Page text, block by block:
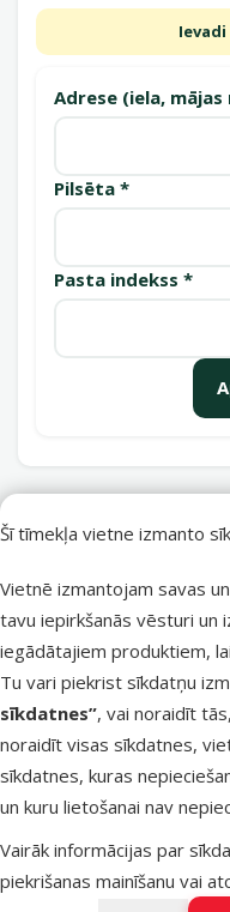
Šī tīmekļa vietne izmanto
Vietnē izmantojam savas
tavu iepirkšanās vēsturi un
iegādātajiem produktiem,
Tu vari piekrist sīkdatņu
sīkdatnes”, vai noraidīt
noraidīt visas sīkdatnes,
sīkdatnes, kuras
un kuru lietošanai nav
Vairāk informācijas par
piekrišanas mainīšanu vai
Adrese (iela,
Pilsēta *
Pasta indekss *
LATVIJAS PASTS
OMNIVA
DPD Pickup tīkls